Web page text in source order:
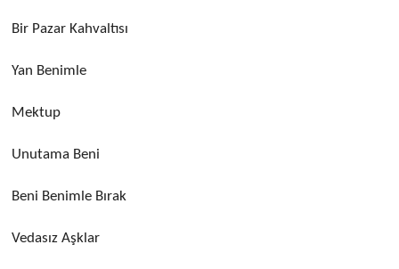
Bir Pazar Kahvaltısı
Yan Benimle
Mektup
Unutama Beni
Beni Benimle Bırak
Vedasız Aşklar